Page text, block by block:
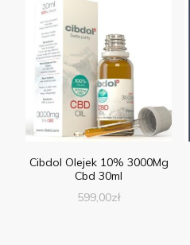
Cibdol Olejek 10% 3000Mg
Cbd 30ml
599,00zł